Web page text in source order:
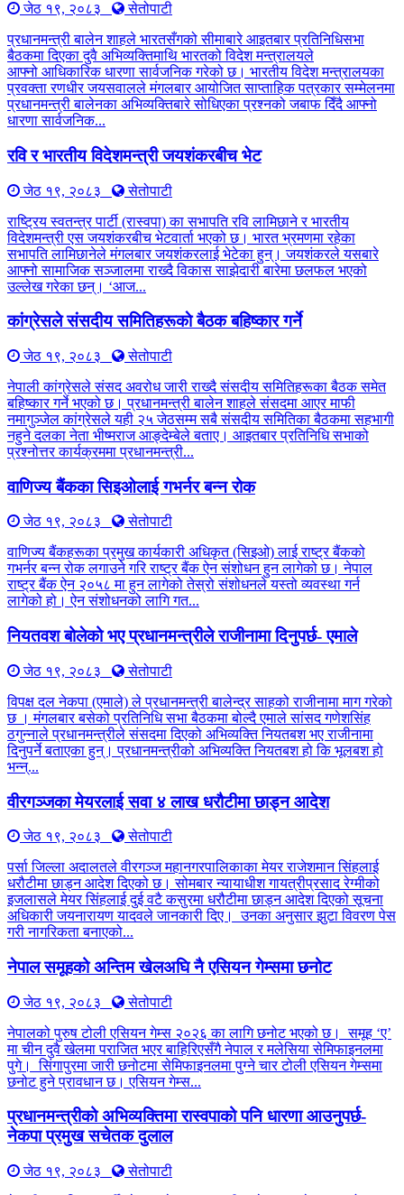
जेठ १९, २०८३
सेतोपाटी
प्रधानमन्त्री बालेन शाहले भारतसँगको सीमाबारे आइतबार प्रतिनिधिसभा
बैठकमा दिएका दुवै अभिव्यक्तिमाथि भारतको विदेश मन्त्रालयले
आफ्नो आधिकारिक धारणा सार्वजनिक गरेको छ। भारतीय विदेश मन्त्रालयका
प्रवक्ता रणधीर जयसवालले मंगलबार आयोजित साप्ताहिक पत्रकार सम्मेलनमा
प्रधानमन्त्री बालेनका अभिव्यक्तिबारे सोधिएका प्रश्नको जबाफ दिँदै आफ्नो
धारणा सार्वजनिक...
रवि र भारतीय विदेशमन्त्री जयशंकरबीच भेट
जेठ १९, २०८३
सेतोपाटी
राष्ट्रिय स्वतन्त्र पार्टी (रास्वपा) का सभापति रवि लामिछाने र भारतीय
विदेशमन्त्री एस जयशंकरबीच भेटवार्ता भएको छ। भारत भ्रमणमा रहेका
सभापति लामिछानेले मंगलबार जयशंकरलाई भेटेका हुन्। जयशंकरले यसबारे
आफ्नो सामाजिक सञ्जालमा राख्दै विकास साझेदारी बारेमा छलफल भएको
उल्लेख गरेका छन्। ‘आज...
कांग्रेसले संसदीय समितिहरूकाे बैठक बहिष्कार गर्ने
जेठ १९, २०८३
सेतोपाटी
नेपाली कांग्रेसले संसद अवरोध जारी राख्दै संसदीय समितिहरूका बैठक समेत
बहिष्कार गर्ने भएको छ। प्रधानमन्त्री बालेन शाहले संसदमा आएर माफी
नमागुञ्जेल कांग्रेसले यही २५ जेठसम्म सबै संसदीय समितिका बैठकमा सहभागी
नहुने दलका नेता भीष्मराज आङ्देम्बेले बताए। आइतबार प्रतिनिधि सभाको
प्रश्नोत्तर कार्यक्रममा प्रधानमन्त्री...
वाणिज्य बैंकका सिइओलाई गभर्नर बन्न रोक
जेठ १९, २०८३
सेतोपाटी
वाणिज्य बैंकहरूका प्रमुख कार्यकारी अधिकृत (सिइओ) लाई राष्ट्र बैंकको
गभर्नर बन्न रोक लगाउने गरि राष्ट्र बैंक ऐन संशोधन हुन लागेको छ। नेपाल
राष्ट्र बैंक ऐन २०५८ मा हुन लागेको तेस्रो संशोधनले यस्तो व्यवस्था गर्न
लागेको हो। ऐन संशोधनको लागि गत...
नियतवश बोलेको भए प्रधानमन्त्रीले राजीनामा दिनुपर्छ- एमाले
जेठ १९, २०८३
सेतोपाटी
विपक्ष दल नेकपा (एमाले) ले प्रधानमन्त्री बालेन्द्र साहको राजीनामा माग गरेको
छ । मंगलबार बसेको प्रतिनिधि सभा बैठकमा बोल्दै एमाले सांसद गणेशसिंह
ठगुन्नाले प्रधानमन्त्रीले संसदमा दिएको अभिव्यक्ति नियतबश भए राजीनामा
दिनुपर्ने बताएका हुन्। प्रधानमन्त्रीको अभिव्यक्ति नियतबश हो कि भूलबश हो
भन्न्...
वीरगञ्जका मेयरलाई सवा ४ लाख धरौटीमा छाड्न आदेश
जेठ १९, २०८३
सेतोपाटी
पर्सा जिल्ला अदालतले वीरगञ्ज महानगरपालिकाका मेयर राजेशमान सिंहलाई
धरौटीमा छाड्न आदेश दिएको छ। सोमबार न्यायाधीश गायत्रीप्रसाद रेग्मीको
इजलासले मेयर सिंहलाई दुई वटै कसुरमा धरौटीमा छाड्न आदेश दिएको सूचना
अधिकारी जयनारायण यादवले जानकारी दिए। उनका अनुसार झुटा विवरण पेस
गरी नागरिकता बनाएको...
नेपाल समूहको अन्तिम खेलअघि नै एसियन गेम्समा छनोट
जेठ १९, २०८३
सेतोपाटी
नेपालको पुरुष टोली एसियन गेम्स २०२६ का लागि छनोट भएको छ। समूह ‘ए’
मा चीन दुवै खेलमा पराजित भएर बाहिरिएसँगै नेपाल र मलेसिया सेमिफाइनलमा
पुगे। सिंगापुरमा जारी छनोटमा सेमिफाइनलमा पुग्ने चार टोली एसियन गेम्समा
छनोट हुने प्रावधान छ। एसियन गेम्स...
प्रधानमन्त्रीको अभिव्यक्तिमा रास्वपाको पनि धारणा आउनुपर्छ-
नेकपा प्रमुख सचेतक दुलाल
जेठ १९, २०८३
सेतोपाटी